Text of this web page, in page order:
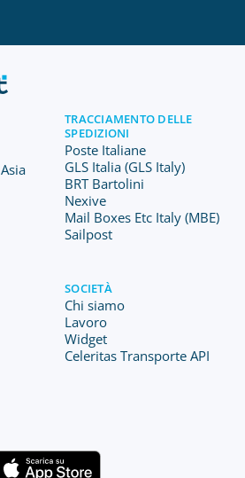
TRACCIAMENTO DELLE
SPEDIZIONI
Poste Italiane
GLS Italia (GLS Italy)
BRT Bartolini
Nexive
Mail Boxes Etc Italy (MBE)
Sailpost
SOCIETÀ
Chi siamo
Lavoro
Widget
Celeritas Transporte API